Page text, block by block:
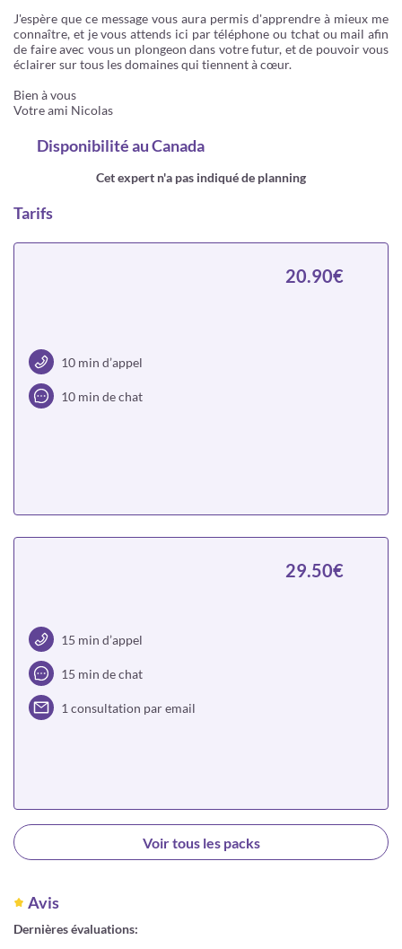
J'espère que ce message vous aura permis d'apprendre à mieux me
connaître, et je vous attends ici par téléphone ou tchat ou mail afin
de faire avec vous un plongeon dans votre futur, et de pouvoir vous
éclairer sur tous les domaines qui tiennent à cœur.
Bien à vous
Votre ami Nicolas
Disponibilitéau Canada
Cet expert n'a pas indiqué de planning
Tarifs
10 min d’appel
10 min de chat
20.90€
15 min d’appel
15 min de chat
1 consultation par email
29.50€
Choisir
Voir tous les packs
Avis
Dernières évaluations: